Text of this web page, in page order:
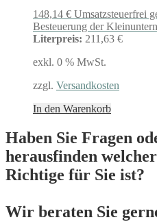
148,14 € Umsatzsteuerfrei
Besteuerung der
Literpreis: 211,63 €
exkl. 0 % MwSt.
zzgl. Versandkosten
In den Warenkorb
Haben Sie Fragen
herausfinden
Richtige für Sie ist?
Wir beraten Sie